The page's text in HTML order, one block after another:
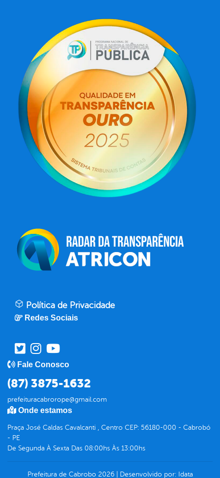
Política de Privacidade
Redes Sociais
Fale Conosco
(87) 3875-1632
prefeituracabrorope@gmail.com
Onde estamos
Praça José Caldas Cavalcanti , Centro CEP: 56180-000 - Cabrobó
- PE
De Segunda À Sexta Das 08:00hs Às 13:00hs
Prefeitura de Cabrobo 2026| Desenvolvido por: Idata